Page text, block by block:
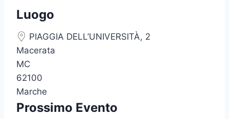
Luogo
PIAGGIA DELL’UNIVERSITÀ, 2
Macerata
MC
62100
Marche
Prossimo Evento